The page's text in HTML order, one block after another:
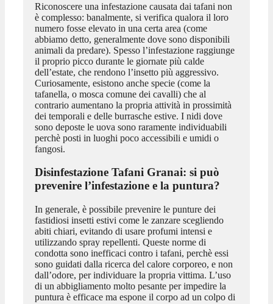
Riconoscere una infestazione causata dai tafani non
è complesso: banalmente, si verifica qualora il loro
numero fosse elevato in una certa area (come
abbiamo detto, generalmente dove sono disponibili
animali da predare). Spesso l’infestazione raggiunge
il proprio picco durante le giornate più calde
dell’estate, che rendono l’insetto più aggressivo.
Curiosamente, esistono anche specie (come la
tafanella, o mosca comune dei cavalli) che al
contrario aumentano la propria attività in prossimità
dei temporali e delle burrasche estive. I nidi dove
sono deposte le uova sono raramente individuabili
perchè posti in luoghi poco accessibili e umidi o
fangosi.
Disinfestazione Tafani Granai: si può
prevenire l’infestazione e la puntura?
In generale, è possibile prevenire le punture dei
fastidiosi insetti estivi come le zanzare scegliendo
abiti chiari, evitando di usare profumi intensi e
utilizzando spray repellenti. Queste norme di
condotta sono inefficaci contro i tafani, perchè essi
sono guidati dalla ricerca del calore corporeo, e non
dall’odore, per individuare la propria vittima. L’uso
di un abbigliamento molto pesante per impedire la
puntura è efficace ma espone il corpo ad un colpo di